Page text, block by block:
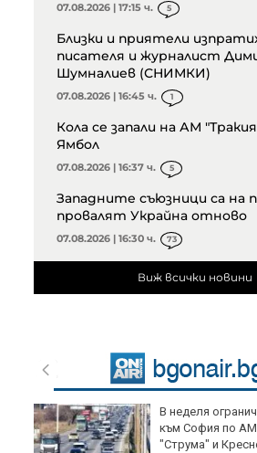
07.08.2026 | 17:15 ч. 5
Близки и приятели
писателя и журналист
Шумналиев (СНИМКИ)
07.08.2026 | 16:45 ч. 1
Кола се запали на АМ
Ямбол
07.08.2026 | 16:37 ч. 5
Западните съюзници са на
провалят Украйна отново
07.08.2026 | 16:30 ч. 73
Виж всички новини
В неделя
към София по
"Струма" и